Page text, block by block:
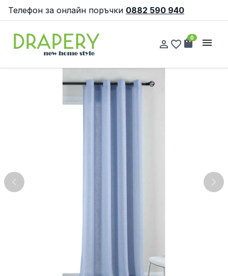
Телефон за онлайн поръчки 0882 590 940
person_outline favorite_border shopping_bag
0 menu
Previous